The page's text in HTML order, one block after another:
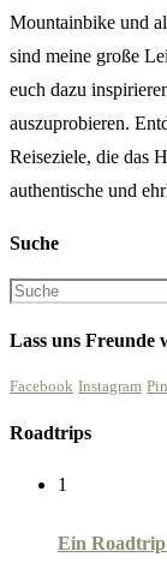
Mountainbike und
sind meine große
euch dazu
auszuprobieren.
Reiseziele, die das
authentische und
Suche
Lass uns Freunde
Facebook Instagram
Roadtrips
1
Ein Roadtrip